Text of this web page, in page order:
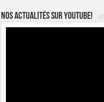
Nos actualités sur YOUTUBE!